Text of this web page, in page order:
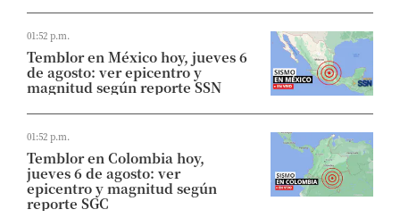
01:52 p.m.
Temblor en México hoy, jueves 6
de agosto: ver epicentro y
magnitud según reporte SSN
01:52 p.m.
Temblor en Colombia hoy,
jueves 6 de agosto: ver
epicentro y magnitud según
reporte SGC